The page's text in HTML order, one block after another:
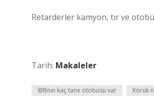
Retarderler kamyon, tır ve
Tarih: Makaleler
İBBnin kaç tane otobüsü var Körük